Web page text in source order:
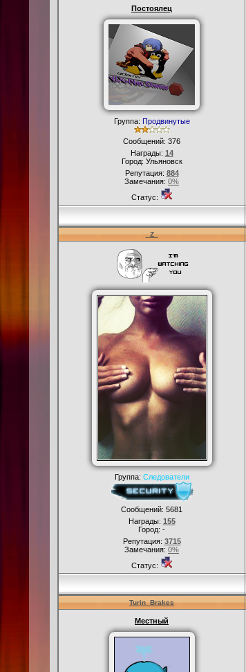
Постоялец
Группа: Продвинутые
Сообщений: 376
Награды: 14
Город: Ульяновск
Репутация: 884
Замечания: 0%
Статус:
_Z_
Группа: Следователи
Сообщений: 5681
Награды: 155
Город: -
Репутация: 3715
Замечания: 0%
Статус:
Turin_Brakes
Местный